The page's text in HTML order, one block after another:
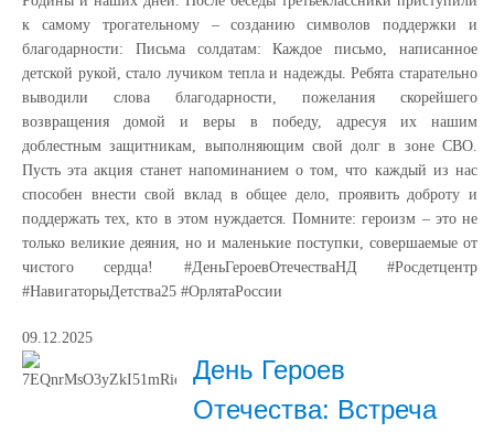
к самому трогательному – созданию символов поддержки и
благодарности: Письма солдатам: Каждое письмо, написанное
детской рукой, стало лучиком тепла и надежды. Ребята старательно
выводили слова благодарности, пожелания скорейшего
возвращения домой и веры в победу, адресуя их нашим
доблестным защитникам, выполняющим свой долг в зоне СВО.
Пусть эта акция станет напоминанием о том, что каждый из нас
способен внести свой вклад в общее дело, проявить доброту и
поддержать тех, кто в этом нуждается. Помните: героизм – это не
только великие деяния, но и маленькие поступки, совершаемые от
чистого сердца! #ДеньГероевОтечестваНД #Росдетцентр
#НавигаторыДетства25 #ОрлятаРоссии
09.12.2025
День Героев
Отечества: Встреча